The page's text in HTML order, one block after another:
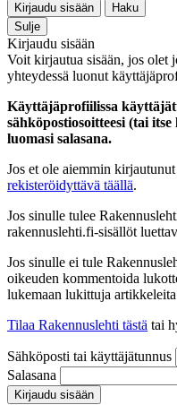
Kirjaudu sisään
Haku
Sulje
Kirjaudu sisään
Voit kirjautua sisään, jos olet
yhteydessä luonut
Käyttäjäprofiilissa
sähköpostiosoitteesi (tai
luomasi salasana.
Jos et ole aiemmin
rekisteröidyttävä täällä.
Jos sinulle tulee
rakennuslehti.fi-sisällöt
Jos sinulle ei tule
oikeuden kommentoida
lukemaan lukittuja
Tilaa Rakennuslehti tästä tai
Sähköposti tai käyttäjätunnus
Salasana
Kirjaudu sisään